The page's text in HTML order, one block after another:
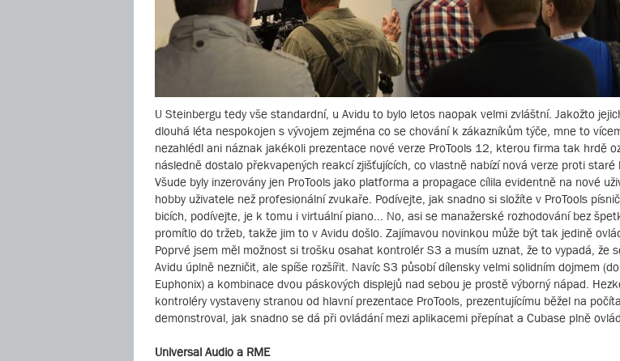
U Steinbergu tedy vše standardní, u Avidu to bylo letos naopak velmi zvláštní. Jakožto
dlouhá léta nespokojen s vývojem zejména co se chování k zákazníkům týče, mne to
nezahlédl ani náznak jakékoli prezentace nové verze ProTools 12, kterou firma tak hrdě
následně dostalo překvapených reakcí zjišťujících, co vlastně nabízí nová verze proti
Všude byly inzerovány jen ProTools jako platforma a propagace cílila evidentně na nové
hobby uživatele než profesionální zvukaře. Podívejte, jak snadno si složíte v ProTools
bicích, podívejte, je k tomu i virtuální piano... No, asi se manažerské rozhodování bez
promítlo do tržeb, takže jim to v Avidu došlo. Zajímavou novinkou může být tak jedině
Poprvé jsem měl možnost si trošku osahat kontrolér S3 a musím uznat, že to vypadá, že
Avidu úplně nezničit, ale spíše rozšířit. Navíc S3 působí dílensky velmi solidním dojmem
Euphonix) a kombinace dvou páskových displejů nad sebou je prostě výborný nápad.
kontroléry vystaveny stranou od hlavní prezentace ProTools, prezentujícímu běžel na
demonstroval, jak snadno se dá při ovládání mezi aplikacemi přepínat a Cubase plně
Universal Audio a RME